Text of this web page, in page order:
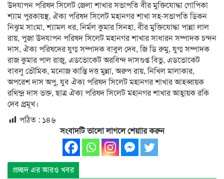
উদযাপন পরিষদ সিলেট জেলা শাখার সভাপতি বীর মুক্তিযোদ্ধা গোপিকা
শ্যাম পুরকায়স্থ, ঐক্য পরিষদ সিলেট মহানগর শাখা সহ-সভাপতি ডিকন
নিঝুম সাংমা, শ্যামল ধর, নির্মল কুমার সিনহা, বীর মুক্তিযোদ্ধা পান্না লাল
রায়, পুজা উদযাপন পরিষদ সিলেট মহানগর শাখার সাধারন সম্পাদক চন্দন
দাস, ঐক্য পরিষদের যুগ্ম সম্পাদক বাবুল দেব, জি ডি রুমু, যুগ্ম সম্পাদক
রাজ কুমার পাল রাজু, এডভোকেট অরবিন্দ দাসগুপ্ত বিভু, এডভোকেট
বাবলু ভৌমিক, মনোজ কান্তি দত্ত মুন্না, অরুপ রায়, নিখিল মালাকার,
অপরেশ দাস অপু, যুব ঐক্য পরিষদ সিলেট মহানগর শাখার আহব্বায়ক
রথিন্দ্র দাস ভক্ত, ছাত্র ঐক্য পরিষদ সিলেট মহানগর শাখার আহ্বায়ক রকি
দেব প্র্রমূখ।
পঠিত : ১৪৬
সংবাদটি ভালো লাগলে শেয়াার করুন
প্রচ্ছদ এর আরও খবর